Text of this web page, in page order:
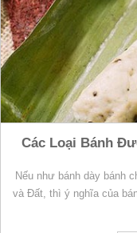
Các Loại Bánh
Nếu như bánh dày bánh
và Đất, thì ý nghĩa của